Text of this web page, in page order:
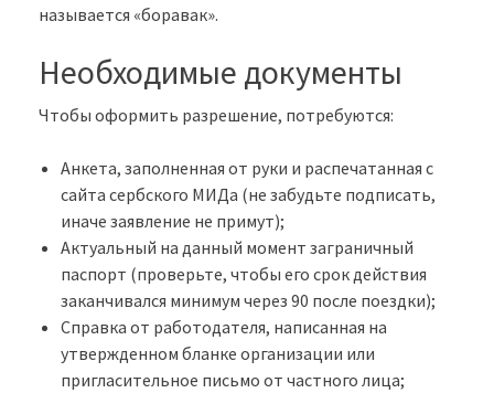
называется «боравак».
Необходимые документы
Чтобы оформить разрешение, потребуются:
Анкета, заполненная от руки и распечатанная с
сайта сербского МИДа (не забудьте подписать,
иначе заявление не примут);
Актуальный на данный момент заграничный
паспорт (проверьте, чтобы его срок действия
заканчивался минимум через 90 после поездки);
Справка от работодателя, написанная на
утвержденном бланке организации или
пригласительное письмо от частного лица;